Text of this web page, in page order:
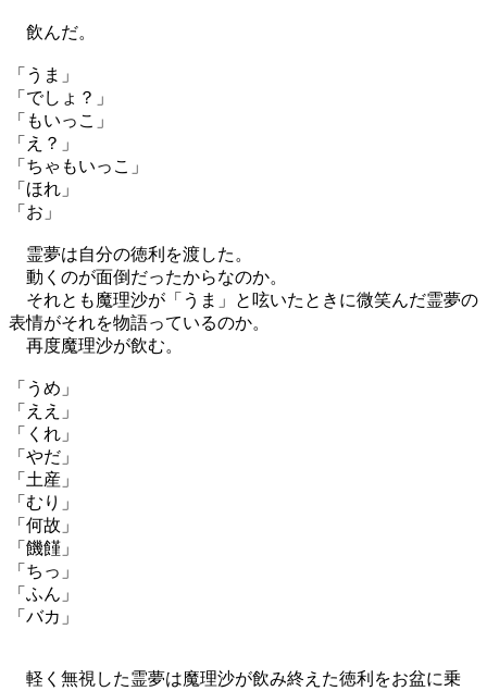
飲んだ。
「うま」
「でしょ？」
「もいっこ」
「え？」
「ちゃもいっこ」
「ほれ」
「お」
霊夢は自分の徳利を渡した。
動くのが面倒だったからなのか。
それとも魔理沙が「うま」と呟いたときに微笑んだ霊夢の
表情がそれを物語っているのか。
再度魔理沙が飲む。
「うめ」
「ええ」
「くれ」
「やだ」
「土産」
「むり」
「何故」
「饑饉」
「ちっ」
「ふん」
「バカ」
軽く無視した霊夢は魔理沙が飲み終えた徳利をお盆に乗